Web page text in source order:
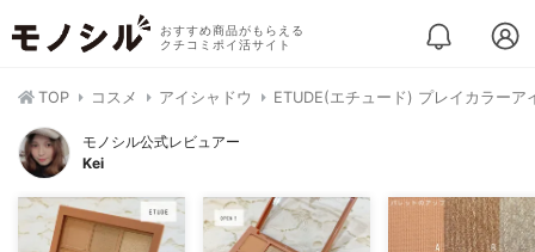
おすすめ商品がもらえる
クチコミポイ活サイト
TOP コスメ アイシャドウ ETUDE(エチュード) プレイカラーア
モノシル公式レビュアー
Kei